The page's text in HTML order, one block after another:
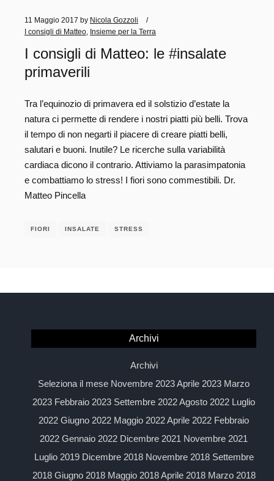
11 Maggio 2017 by Nicola Gozzoli
I consigli di Matteo Insieme per la Terra
I consigli di Matteo: le #insalate
primaverili
Tra l’equinozio di primavera ed il solstizio d’estate la
natura ci permette di rendere i nostri piatti più belli. Trova
il tempo di non negarti il piacere di creare piatti belli,
salutari e buoni. Inutile? Le ricerche sulla variabilità
cardiaca dicono il contrario. Attiviamo la parasimpatonia
e combattiamo lo stress! I fiori sono commestibili. Dr.
Matteo Pincella
FIORI INSALATE STRESS
Archivi
Archivi
Seleziona il mese Novembre 2023 Aprile 2023 Marzo
2023 Febbraio 2023 Settembre 2022 Agosto 2022 Luglio
2022 Giugno 2022 Maggio 2022 Aprile 2022 Febbraio
2022 Gennaio 2022 Dicembre 2021 Novembre 2021
Luglio 2019 Dicembre 2018 Novembre 2018 Settembre
2018 Giugno 2018 Maggio 2018 Aprile 2018 Marzo 2018